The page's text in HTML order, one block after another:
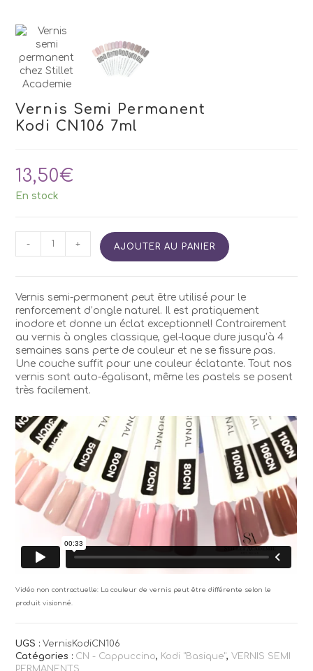
Vernis Semi Permanent
Kodi CN106 7ml
13,50€
En stock
quantité
Permanent
Kodi
CN106
7ml
- + AJOUTER AU PANIER
Vernis semi-permanent peut être utilisé pour le
renforcement d’ongle naturel. Il est pratiquement
inodore et donne un éclat exceptionnel! Contrairement
au vernis à ongles classique, gel-laque dure jusqu’à 4
semaines sans perte de couleur et ne se fissure pas.
Une couche suffit pour une couleur éclatante. Tout nos
vernis sont auto-égalisant, même les pastels se posent
très facilement.
Vidéo non contractuelle: La couleur de vernis peut être différente selon le
produit visionné.
UGS :VernisKodiCN106
Catégories : CN - Cappuccino, Kodi "Basique",VERNIS SEMI
PERMANENTS